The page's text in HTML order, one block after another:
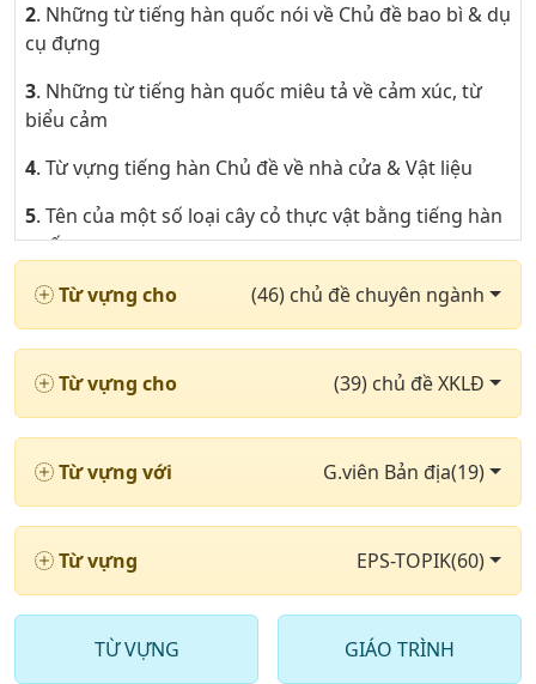
2. Những từ tiếng hàn quốc nói về Chủ đề bao bì & dụ
cụ đựng
3. Những từ tiếng hàn quốc miêu tả về cảm xúc, từ
biểu cảm
4. Từ vựng tiếng hàn Chủ đề về nhà cửa & Vật liệu
5. Tên của một số loại cây cỏ thực vật bằng tiếng hàn
quốc
6. Một số từ tiếng hàn quốc về Chủ đề công cụ dùng
. Từ vựng tiếng hàn quốc Chủ đề ứng dụng công
nghệ trong đời sống
8. Những từ tiếng hàn quốc nói về Chủ đề đồ uống
hàng ngày
9. Tên một số loài động vật trong tiêng hàn nói chung
10. Từ vựng tiếng hàn về tên của một số loài động vật
lớn
. Tên của Những loại động vật nhỏ trong tiếng hàn
Từ vựng cho (46) chủ đề chuyên ngành
Từ vựng cho (39) chủ đề XKLĐ
Từ vựng với G.viên Bản địa(19)
Từ vựng EPS-TOPIK(60)
TỪ VỰNG GIÁO TRÌNH